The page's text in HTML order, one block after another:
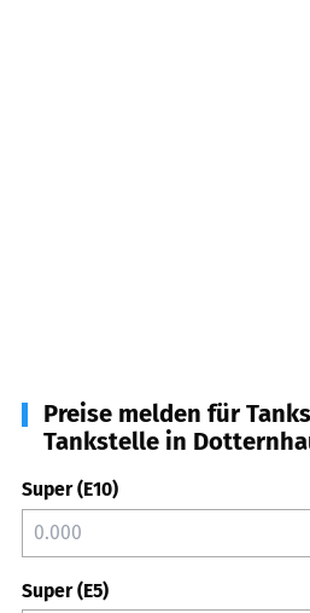
Preise melden für
Tankstelle in
Super (E10)
Super (E5)